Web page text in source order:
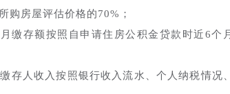
购房屋评估价格的70%；
缴存额按照自申请住房公积金贷款时近6个月
存人收入按照银行收入流水、个人纳税情况、